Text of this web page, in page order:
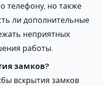
телефону, но также
ли дополнительные
неприятных
работы.
замков?
вскрытия замков